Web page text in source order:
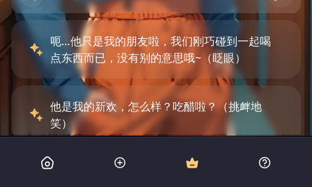
呃…他只是我的朋友啦，我们刚巧碰到一起喝
点东西而已，没有别的意思哦~（眨眼）
他是我的新欢，怎么样？吃醋啦？（挑衅地
笑）